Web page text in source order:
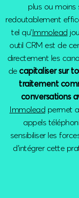
plus ou moins
redoutablement
tel qu’Immolead
outil CRM est de
directement les
decapitaliser sur
traitement
conversations
Immolead permet
appels
sensibiliser les
d’intégrer cette